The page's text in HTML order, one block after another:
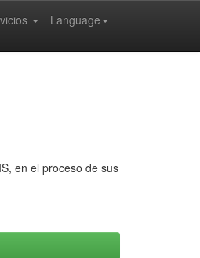
Language
en el proceso de sus